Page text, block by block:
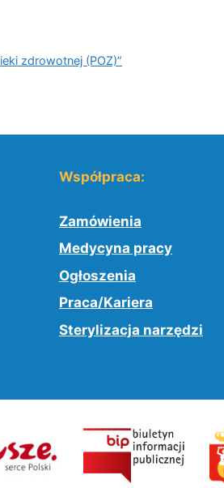
zdrowotnej (POZ)”
Współpraca:
Zamówienia
Medycyna pracy
Ogłoszenia
Praca/Kariera
Sterylizacja narzędzi